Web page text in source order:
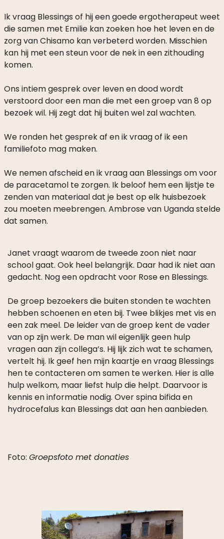
Ik vraag Blessings of hij een goede ergotherapeut weet
die samen met Emilie kan zoeken hoe het leven en de
zorg van Chisamo kan verbeterd worden. Misschien
kan hij met een steun voor de nek in een zithouding
komen.
Ons intiem gesprek over leven en dood wordt
verstoord door een man die met een groep van 8 op
bezoek wil. Hij zegt dat hij buiten wel zal wachten.
We ronden het gesprek af en ik vraag of ik een
familiefoto mag maken.
We nemen afscheid en ik vraag aan Blessings om voor
de paracetamol te zorgen. Ik beloof hem een lijstje te
zenden van materiaal dat je best op elk huisbezoek
zou moeten meebrengen. Ambrose van Uganda stelde
dat samen.
Janet vraagt waarom de tweede zoon niet naar
school gaat. Ook heel belangrijk. Daar had ik niet aan
gedacht. Nog een opdracht voor Rose en Blessings.
De groep bezoekers die buiten stonden te wachten
hebben schoenen en eten bij. Twee blikjes met vis en
een zak meel. De leider van de groep kent de vader
van op zijn werk. De man wil eigenlijk geen hulp
vragen aan zijn collega’s. Hij lijk zich wat te schamen,
vertelt hij. Ik geef hen mijn kaartje en vraag Blessings
hen te contacteren om samen te werken. Hier is alle
hulp welkom, maar liefst hulp die helpt. Daarvoor is
kennis en informatie nodig. Over spina bifida en
hydrocefalus kan Blessings dat aan hen aanbieden.
Foto: Groepsfoto met donaties